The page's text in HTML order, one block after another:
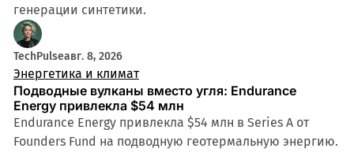
генерации синтетики.
TechPulseавг. 8, 2026
Энергетика и климат
Подводные вулканы вместо угля: Endurance
Energy привлекла $54 млн
Endurance Energy привлекла $54 млн в Series A от
Founders Fund на подводную геотермальную энергию.